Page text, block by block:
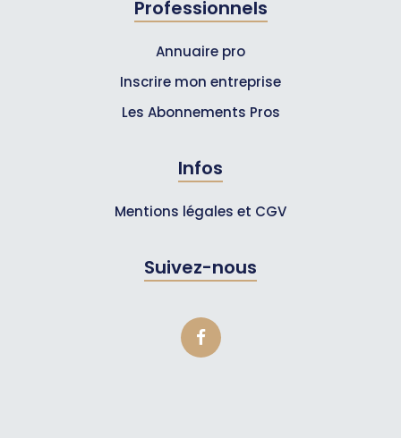
Professionnels
Annuaire pro
Inscrire mon entreprise
Les Abonnements Pros
Infos
Mentions légales et CGV
Suivez-nous